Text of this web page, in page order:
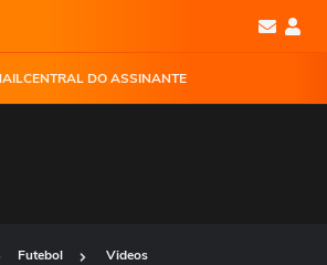
CENTRAL DO ASSINANTE
Futebol Videos